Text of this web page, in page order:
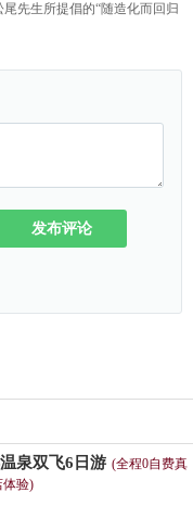
先生所提倡的“随造化而回归
发布评论
泉双飞6日游 (全程0自费真
体验)